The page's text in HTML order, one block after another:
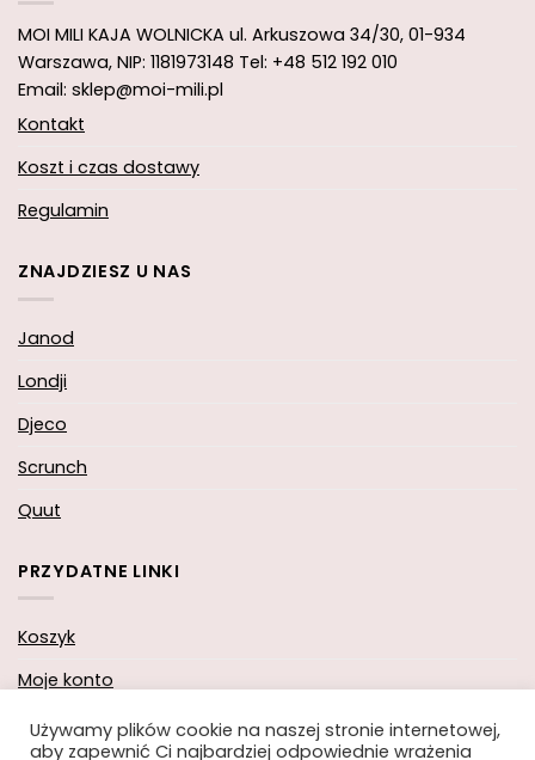
MOI MILI KAJA WOLNICKA ul. Arkuszowa 34/30, 01-934
Warszawa, NIP: 1181973148 Tel: +48 512 192 010
Email: sklep@moi-mili.pl
Kontakt
Koszt i czas dostawy
Regulamin
ZNAJDZIESZ U NAS
Janod
Londji
Djeco
Scrunch
Quut
PRZYDATNE LINKI
Koszyk
Moje konto
Zamówienie
Używamy plików cookie na naszej stronie internetowej,
aby zapewnić Ci najbardziej odpowiednie wrażenia